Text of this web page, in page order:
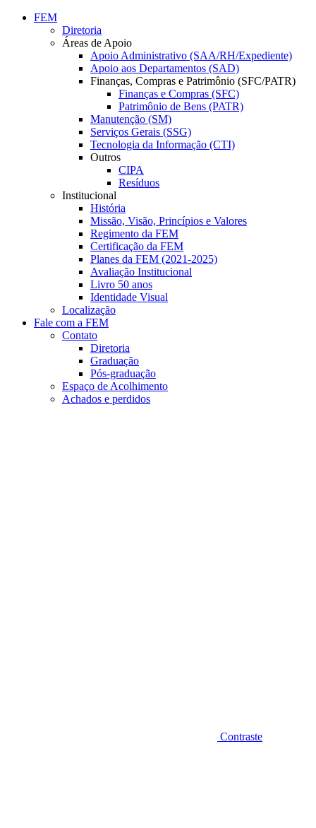
Conteúdo principal
FEM
Diretoria
Áreas de Apoio
Apoio Administrativo (SAA/RH/Expediente)
Apoio aos Departamentos (SAD)
Finanças, Compras e Patrimônio (SFC/PATR)
Finanças e Compras (SFC)
Patrimônio de Bens (PATR)
Manutenção (SM)
Serviços Gerais (SSG)
Tecnologia da Informação (CTI)
Outros
CIPA
Resíduos
Institucional
História
Missão, Visão, Princípios e Valores
Regimento da FEM
Certificação da FEM
Planes da FEM (2021-2025)
Avaliação Institucional
Livro 50 anos
Identidade Visual
Localização
Fale com a FEM
Contato
Diretoria
Graduação
Pós-graduação
Espaço de Acolhimento
Achados e perdidos
Contraste